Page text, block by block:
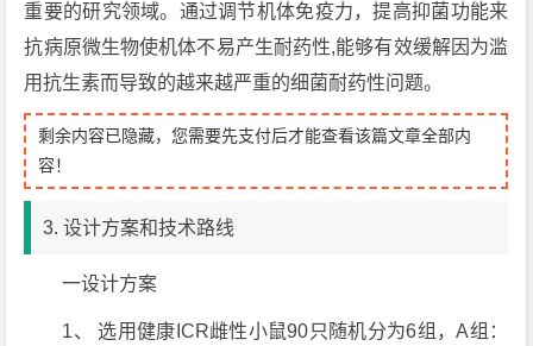
重要的研究领域。通过调节机体免疫力，提高抑菌功能来
抗病原微生物使机体不易产生耐药性,能够有效缓解因为滥
用抗生素而导致的越来越严重的细菌耐药性问题。
剩余内容已隐藏，您需要先支付后才能查看该篇文章全部内
容！
3. 设计方案和技术路线
一设计方案
1、 选用健康ICR雌性小鼠90只随机分为6组，A组：